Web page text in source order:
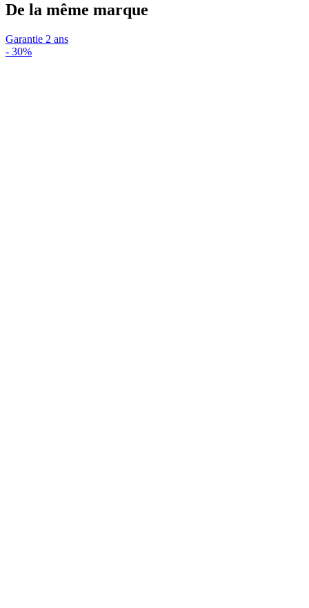
De la même marque
Garantie 2 ans
- 30%